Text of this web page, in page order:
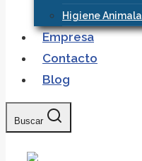
Higiene
Empresa
Contacto
Blog
Buscar